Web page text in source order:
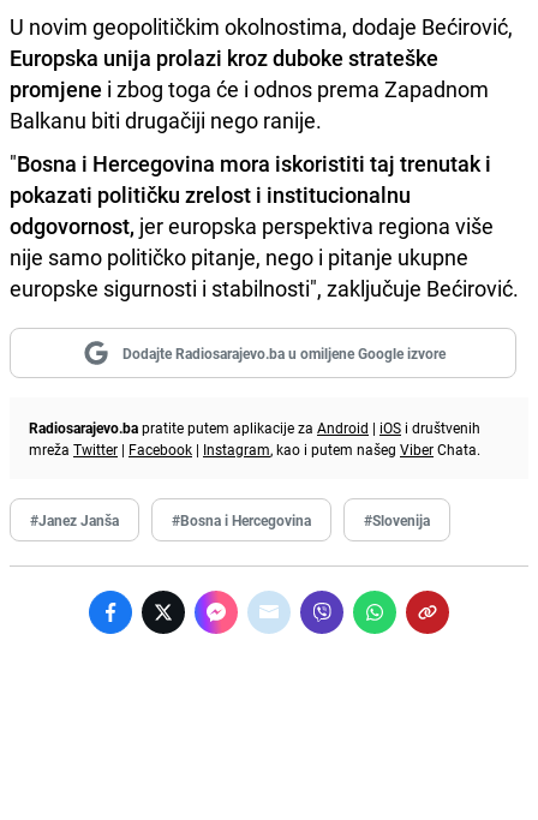
U novim geopolitičkim okolnostima, dodaje Bećirović,
Europska unija prolazi kroz duboke strateške
promjene i zbog toga će i odnos prema Zapadnom
Balkanu biti drugačiji nego ranije.
"Bosna i Hercegovina mora iskoristiti taj trenutak i
pokazati političku zrelost i institucionalnu
odgovornost, jer europska perspektiva regiona više
nije samo političko pitanje, nego i pitanje ukupne
europske sigurnosti i stabilnosti", zaključuje Bećirović.
Dodajte Radiosarajevo.ba u omiljene Google izvore
Radiosarajevo.bapratite putem aplikacije za Android | iOS i društvenih
mreža Twitter | Facebook | Instagram, kao i putem našeg ViberChata.
#Janez Janša #Bosna i Hercegovina #Slovenija